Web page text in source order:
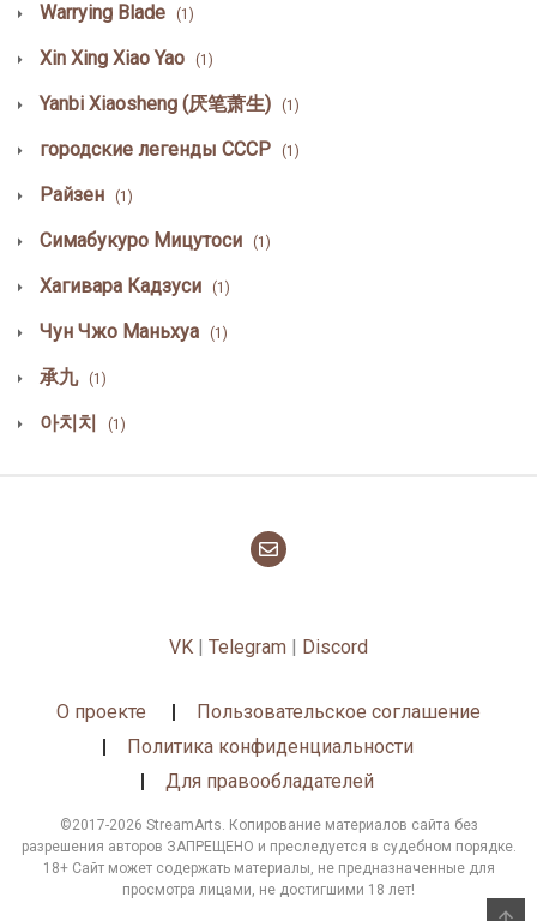
Warrying Blade (1)
Xin Xing Xiao Yao (1)
Yanbi Xiaosheng (厌笔萧生) (1)
городские легенды СССР (1)
Райзен (1)
Симабукуро Мицутоси (1)
Хагивара Кадзуси (1)
Чун Чжо Маньхуа (1)
承九 (1)
아치치 (1)
VK Telegram Discord
О проекте
Пользовательское соглашение
Политика конфиденциальности
Для правообладателей
©2017-2026 StreamArts. Копирование материалов сайта без
разрешения авторов ЗАПРЕЩЕНО и преследуется в судебном порядке.
18+ Сайт может содержать материалы, не предназначенные для
просмотра лицами, не достигшими 18 лет!